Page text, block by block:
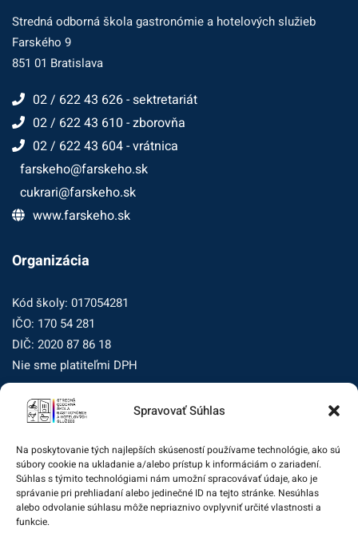
Spravovať Súhlas
Na poskytovanie tých najlepších skúseností používame technológie, ako sú
súbory cookie na ukladanie a/alebo prístup k informáciám o zariadení.
Súhlas s týmito technológiami nám umožní spracovávať údaje, ako je
správanie pri prehliadaní alebo jedinečné ID na tejto stránke. Nesúhlas
alebo odvolanie súhlasu môže nepriaznivo ovplyvniť určité vlastnosti a
funkcie.
Stredná odborná škola gastronómie a hotelových služieb
Farského 9
851 01 Bratislava
02 / 622 43 626 - sektretariát
02 / 622 43 610 - zborovňa
02 / 622 43 604 - vrátnica
farskeho@farskeho.sk
cukrari@farskeho.sk
www.farskeho.sk
Organizácia
Kód školy: 017054281
IČO: 170 54 281
DIČ: 2020 87 86 18
Nie sme platiteľmi DPH
Zásady ochrany osobných údajov
Dohľad nad ochranou osobných údajov
Žiadosť dotknutej osoby na uplatnenie jej práv